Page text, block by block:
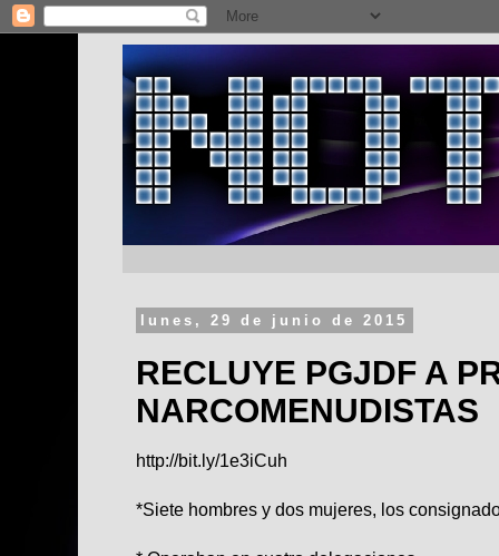
lunes, 29 de junio de 2015
RECLUYE PGJDF A
NARCOMENUDISTAS
http://bit.ly/1e3iCuh
*Siete hombres y dos mujeres, los